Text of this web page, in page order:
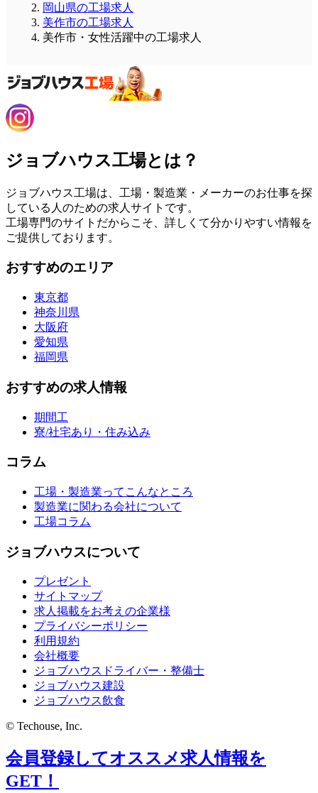
岡山県の工場求人
美作市の工場求人
美作市・女性活躍中の工場求人
ジョブハウス工場とは？
ジョブハウス工場は、工場・製造業・メーカーのお仕事を探
している人のための求人サイトです。
工場専門のサイトだからこそ、詳しくて分かりやすい情報を
ご提供しております。
おすすめのエリア
東京都
神奈川県
大阪府
愛知県
福岡県
おすすめの求人情報
期間工
寮/社宅あり・住み込み
コラム
工場・製造業ってこんなところ
製造業に関わる会社について
工場コラム
ジョブハウスについて
プレゼント
サイトマップ
求人掲載をお考えの企業様
プライバシーポリシー
利用規約
会社概要
ジョブハウスドライバー・整備士
ジョブハウス建設
ジョブハウス飲食
© Techouse, Inc.
会員登録してオススメ求人情報を
GET！